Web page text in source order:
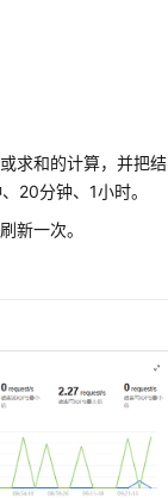
求和的计算，并把结
20分钟、1小时。
新一次。